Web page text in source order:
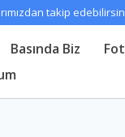
takip
Basında Biz